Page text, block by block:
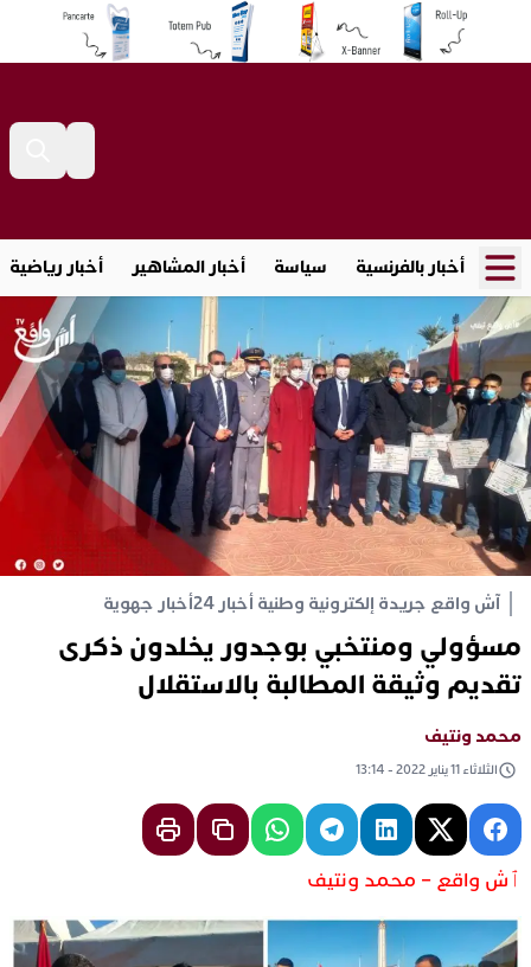
أخبار بالفرنسية سياسة أخبار المشاهير أخبار رياضية
آش واقع جريدة إلكترونية وطنية أخبار 24 أخبار جهوية
مسؤولي ومنتخبي بوجدور يخلدون ذكرى
تقديم وثيقة المطالبة بالاستقلال
محمد ونتيف
الثلاثاء 11 يناير 2022 - 13:14
ٱش واقع – محمد ونتيف